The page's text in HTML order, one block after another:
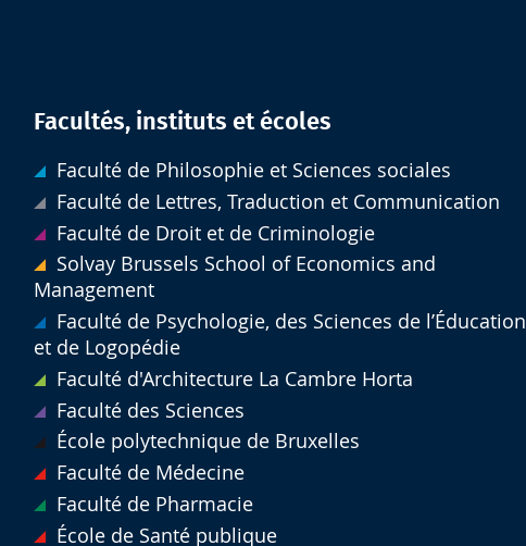
Facultés, instituts et écoles
Faculté de Philosophie et Sciences sociales
Faculté de Lettres, Traduction et Communication
Faculté de Droit et de Criminologie
Solvay Brussels School of Economics and
Management
Faculté de Psychologie, des Sciences de l’Éducation
et de Logopédie
Faculté d'Architecture La Cambre Horta
Faculté des Sciences
École polytechnique de Bruxelles
Faculté de Médecine
Faculté de Pharmacie
École de Santé publique